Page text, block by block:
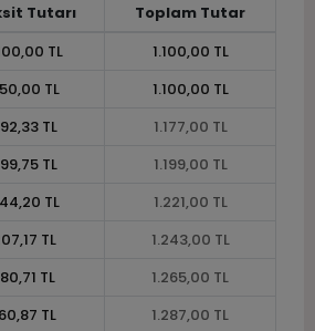
Tutarı
Toplam Tutar
TL
1.100,00 TL
TL
1.100,00 TL
TL
1.177,00 TL
TL
1.199,00 TL
TL
1.221,00 TL
TL
1.243,00 TL
TL
1.265,00 TL
TL
1.287,00 TL